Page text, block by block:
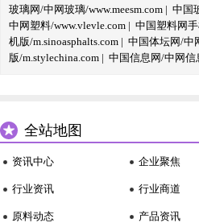
玻璃网/中网玻璃/www.meesm.com | 中国
中网塑料/www.vlevle.com | 中国塑料网
机版/m.sinoasphalts.com | 中国体坛网/中
版/m.stylechina.com | 中国信息网/中网信
全站地图
资讯中心
行业资讯
原料动态
企业聚焦
行业商道
产品资讯